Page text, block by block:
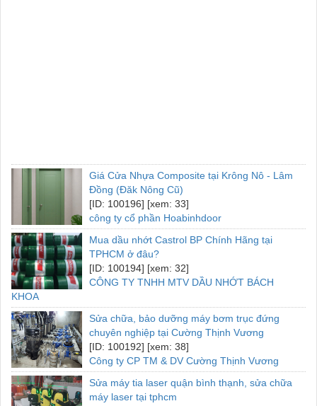
Giá Cửa Nhựa Composite tại Krông Nô - Lâm
Đồng (Đăk Nông Cũ)
[ID: 100196] [xem: 33]
công ty cổ phần Hoabinhdoor
Mua dầu nhớt Castrol BP Chính Hãng tại
TPHCM ở đâu?
[ID: 100194] [xem: 32]
CÔNG TY TNHH MTV DẦU NHỚT BÁCH
KHOA
Sửa chữa, bảo dưỡng máy bơm trục đứng
chuyên nghiệp tại Cường Thịnh Vương
[ID: 100192] [xem: 38]
Công ty CP TM & DV Cường Thịnh Vương
Sửa máy tia laser quận bình thạnh, sửa chữa
máy laser tại tphcm